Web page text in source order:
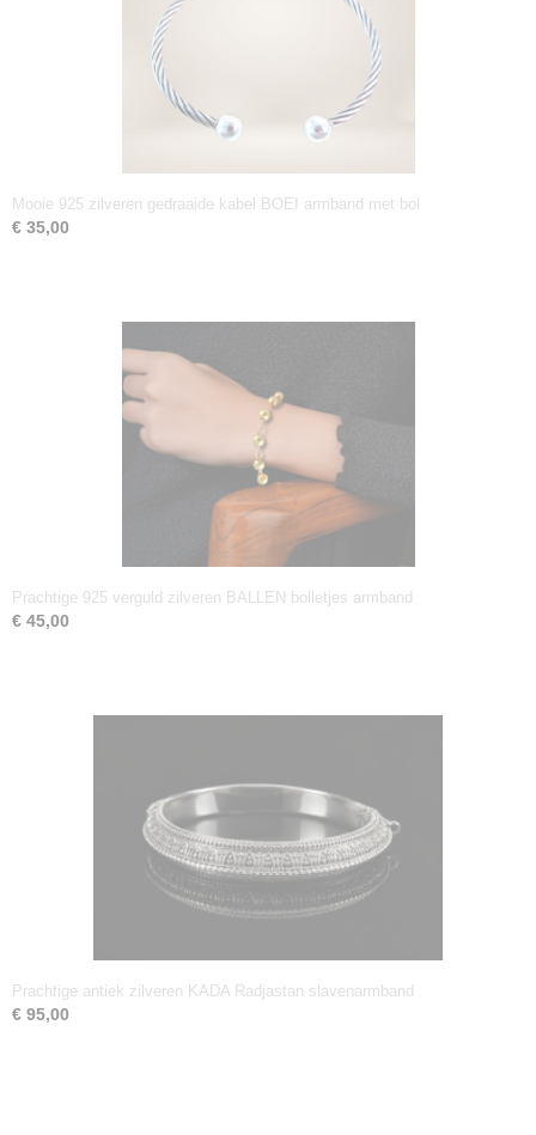
Mooie 925 zilveren gedraaide kabel BOEI armband met bol
€ 35,00
Prachtige 925 verguld zilveren BALLEN bolletjes armband
€ 45,00
Prachtige antiek zilveren KADA Radjastan slavenarmband
€ 95,00